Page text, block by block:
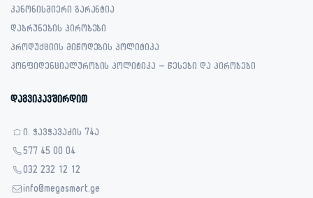
კანონისმიერი გარანტია
დაბრუნების პირობები
პროდუქციის მიწოდების პოლიტიკა
კონფიდენციალურობის პოლიტიკა – წესები და პირობები
დაგვიკავშირდით
ი. ჭავჭავაძის 74ა
577 45 00 04
032 232 12 12
info@megasmart.ge